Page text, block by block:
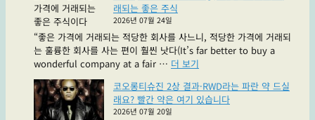
래되는 좋은 주식
2026년 07월 24일
“좋은 가격에 거래되는 적당한 회사를 사느니, 적당한 가격에 거래되
는 훌륭한 회사를 사는 편이 훨씬 낫다(It’s far better to buy a
wonderful company at a fair … 더 보기
NASDAQ),
적
코오롱티슈진 2상 결과·RWD라는 파란 약 드실
래요? 빨간 약은 여기 있습니다
2026년 07월 20일